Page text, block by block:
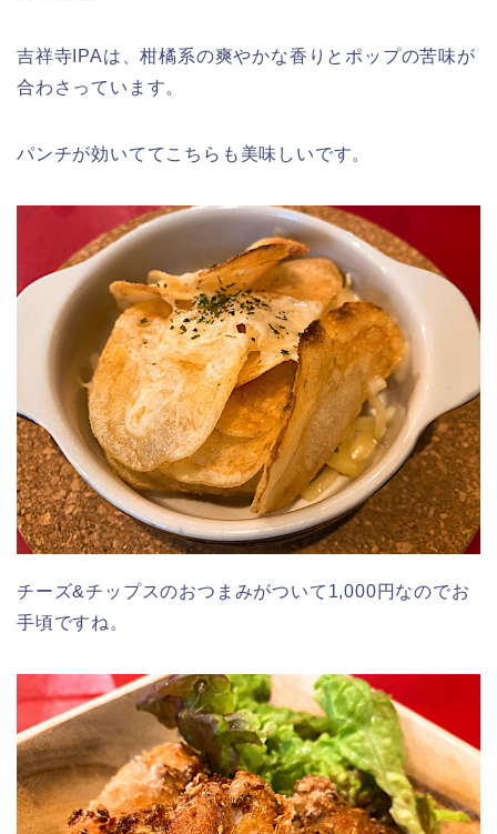
吉祥寺IPAは、柑橘系の爽やかな香りとポップの苦味が
合わさっています。
パンチが効いててこちらも美味しいです。
チーズ&チップスのおつまみがついて1,000円なのでお
手頃ですね。